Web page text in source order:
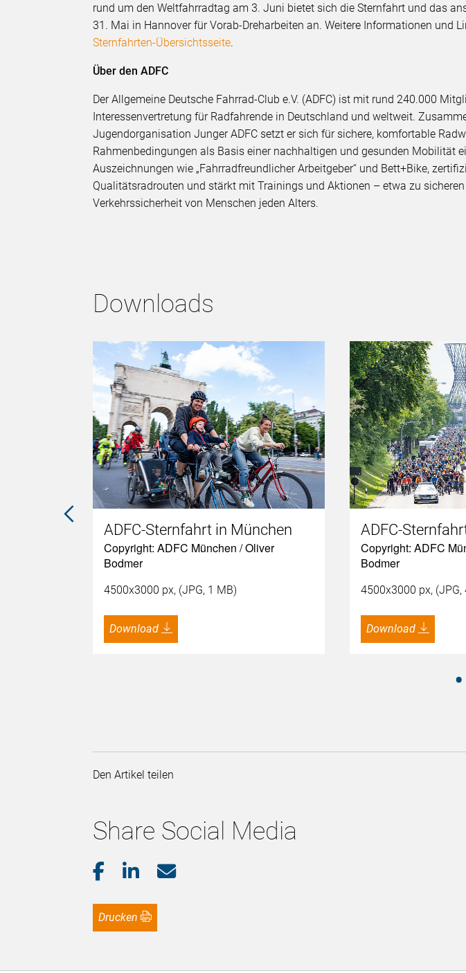
rund um den Weltfahrradtag am 3. Juni bietet sich die Sternfahrt und das
31. Mai in Hannover für Vorab-Dreharbeiten an. Weitere Informationen und
Sternfahrten-Übersichtsseite.
Über den ADFC
Der Allgemeine Deutsche Fahrrad-Club e.V. (ADFC) ist mit rund 240.000
Interessenvertretung für Radfahrende in Deutschland und weltweit.
Jugendorganisation Junger ADFC setzt er sich für sichere, komfortable
Rahmenbedingungen als Basis einer nachhaltigen und gesunden Mobilität
Auszeichnungen wie „Fahrradfreundlicher Arbeitgeber“ und Bett+Bike,
Qualitätsradrouten und stärkt mit Trainings und Aktionen – etwa zu
Verkehrssicherheit von Menschen jeden Alters.
Downloads
ADFC-Sternfahrt in München
Copyright: ADFC München / Oliver
Bodmer
4500x3000 px, (JPG, 1 MB)
Download
ADFC-
Copyright: ADFC
Bodmer
4500x3000 px, (JPG,
Download
Den Artikel teilen
Share Social Media
Drucken